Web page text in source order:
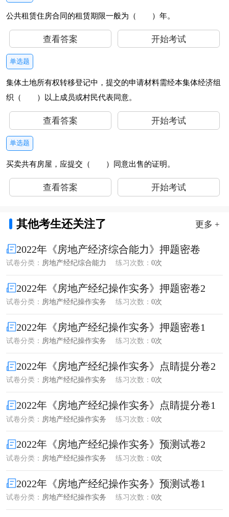
公共租赁住房合同的租赁期限一般为（ ）年。
查看答案 开始考试
单选题
集体土地所有权转移登记中，提交的申请材料需经本集体经济组
织（ ）以上成员或村民代表同意。
查看答案 开始考试
单选题
买卖共有房屋，应提交（ ）同意出售的证明。
查看答案 开始考试
其他考生还关注了 更多 +
2022年《房地产经济综合能力》押题密卷
试卷分类： 房地产经纪综合能力 练习次数： 0次
2022年《房地产经纪操作实务》押题密卷2
试卷分类： 房地产经纪操作实务 练习次数： 0次
2022年《房地产经纪操作实务》押题密卷1
试卷分类： 房地产经纪操作实务 练习次数： 0次
2022年《房地产经纪操作实务》点睛提分卷2
试卷分类： 房地产经纪操作实务 练习次数： 0次
2022年《房地产经纪操作实务》点睛提分卷1
试卷分类： 房地产经纪操作实务 练习次数： 0次
2022年《房地产经纪操作实务》预测试卷2
试卷分类： 房地产经纪操作实务 练习次数： 0次
2022年《房地产经纪操作实务》预测试卷1
试卷分类： 房地产经纪操作实务 练习次数： 0次